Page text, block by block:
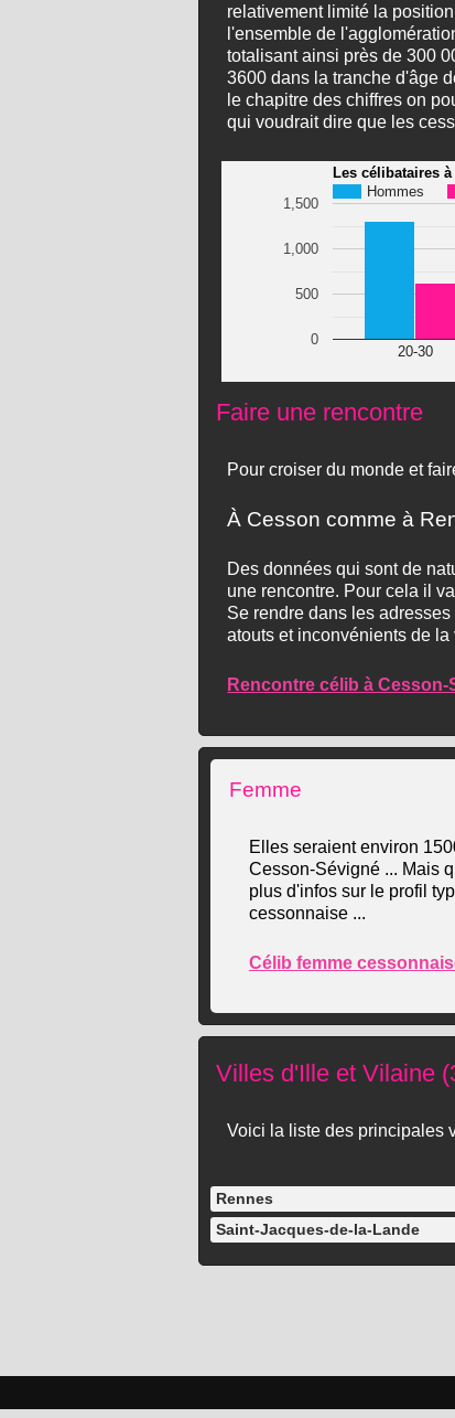
relativement limité la
l'ensemble de
totalisant ainsi près de 300
3600 dans la tranche d'âge
le chapitre des chiffres on
qui voudrait dire que les
Les célibataires
Hommes
20-30
0
500
1,000
1,500
Faire une rencontre
Pour croiser du monde et
À Cesson comme à
Des données qui sont de
une rencontre. Pour cela il
Se rendre dans les
atouts et inconvénients de la
Rencontre célib à Cesson-
Femme
Elles seraient environ
Cesson-Sévigné ... Mais
plus d'infos sur le profil
cessonnaise ...
Célib femme
Villes d'Ille et Vilaine
Voici la liste des principales
Rennes
Saint-Jacques-de-la-Lande